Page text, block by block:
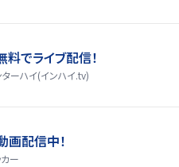
でライブ配信！
ターハイ(インハイ.tv)
画配信中！
ー